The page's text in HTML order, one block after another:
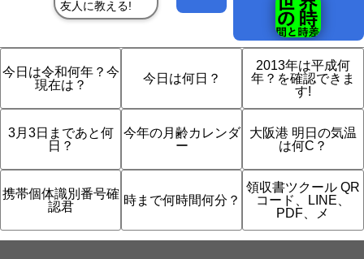
今日は令和何年？今
現在は？
今日は何日？
2013年は平成何
年？を確認できま
す!
3月3日まであと何
日？
今年の月齢カレンダ
ー
大阪港 明日の気温
は何C？
携帯個体識別番号確
認君
時まで何時間何分？
領収書ツクール QR
コード、LINE、
PDF、メ